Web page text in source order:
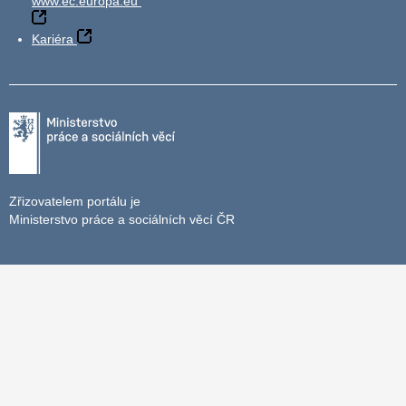
Kariéra
Zřizovatelem portálu je
Ministerstvo práce a sociálních věcí ČR